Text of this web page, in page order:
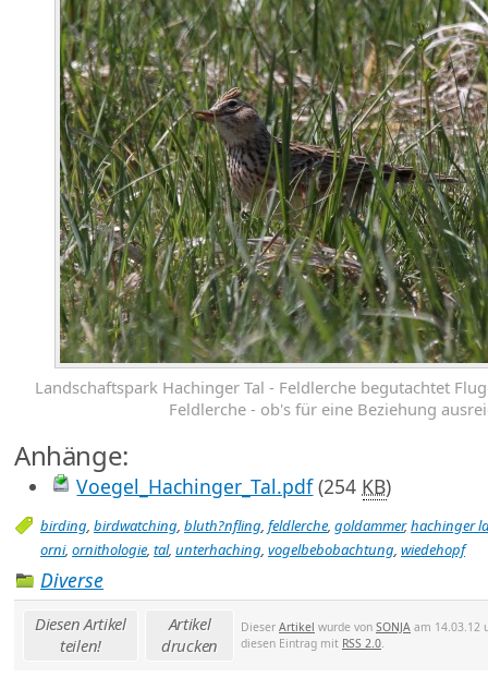
Landschaftspark Hachinger Tal - Feldlerche begutachtet
Feldlerche - ob's für eine Beziehung
Anhänge:
Voegel_Hachinger_Tal.pdf (254 KB)
birding, birdwatching, bluth?nfling, feldlerche, goldammer,hachinger
orni, ornithologie, tal, unterhaching, vogelbebobachtung, wiedehopf
Diverse
Diesen Artikel
teilen!
Artikel
drucken
Dieser Artikel wurde von SONJA am 14.03.12
diesen Eintrag mit RSS 2.0.